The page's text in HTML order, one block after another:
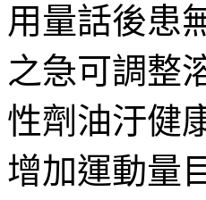
用量話後患
之急可調整
性劑油汙健
增加運動量